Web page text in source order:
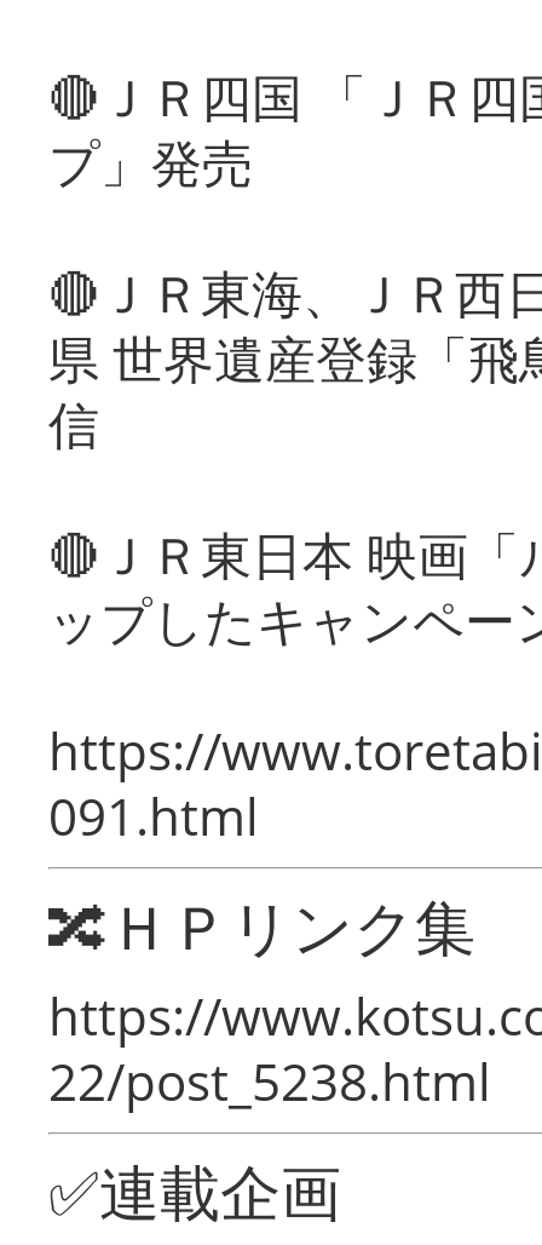
🔴ＪＲ四国 「ＪＲ
プ」発売
🔴ＪＲ東海、ＪＲ西
県 世界遺産登録「
信
🔴ＪＲ東日本 映画
ップしたキャンペー
https://
091.html
🔀ＨＰリンク集
https://
22/post_5238.html
✅連載企画